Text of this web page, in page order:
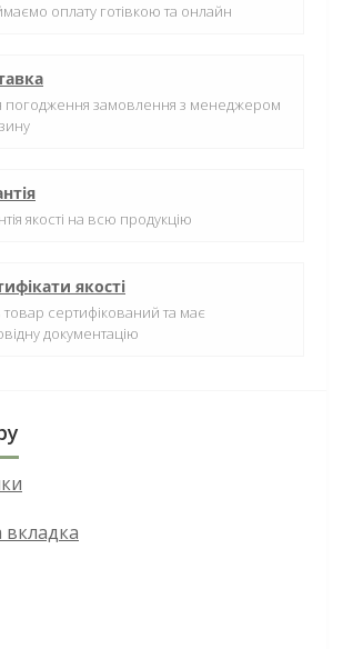
оплату готівкою та онлайн
погодження замовлення з менеджером
якості на всю продукцію
якості
сертифікований та має
документацію
вкладка